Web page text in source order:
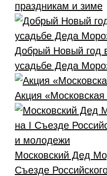
праздникам и зиме
Добрый Новый год
усадьбе Деда
Акция
Московский Дед
Съезде